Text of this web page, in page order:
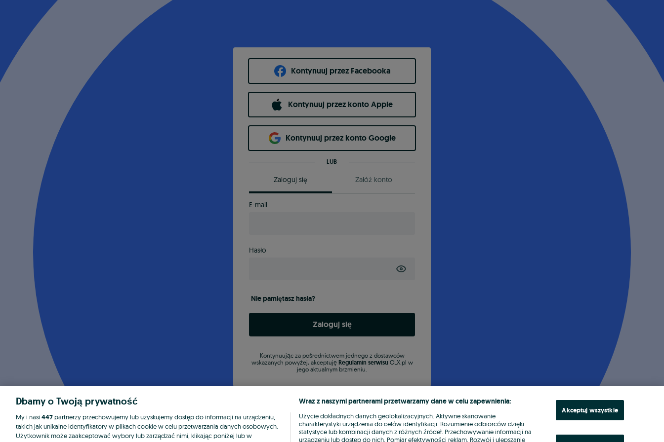
Kontynuuj przez Facebooka
Kontynuuj przez konto Apple
Kontynuuj przez konto Google
LUB
Zaloguj się Załóż konto
E-mail
Hasło
Nie pamiętasz hasła?
Zaloguj się
Kontynuując za pośrednictwem jednego z dostawców
wskazanych powyżej, akceptuję Regulamin serwisu OLX.pl w
jego aktualnym brzmieniu.
Dbamy o Twoją prywatność
My i nasi 447partnerzy przechowujemy lub uzyskujemy dostęp do informacji na urządzeniu,
takich jak unikalne identyfikatory w plikach cookie w celu przetwarzania danych osobowych.
Użytkownik może zaakceptować wybory lub zarządzać nimi, klikając poniżej lub w
Wraz z naszymi partnerami przetwarzamy dane w celu zapewnienia:
Użycie dokładnych danych geolokalizacyjnych. Aktywne skanowanie
charakterystyki urządzenia do celów identyfikacji. Rozumienie odbiorców dzięki
statystyce lub kombinacji danych z różnych źródeł. Przechowywanie informacji na
urządzeniu lub dostęp do nich. Pomiar efektywności reklam. Rozwój i ulepszanie
Akceptuj wszystkie